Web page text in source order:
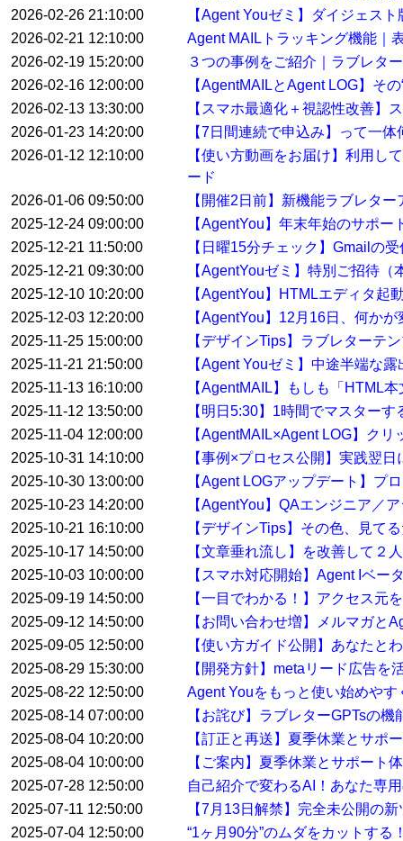
2026-02-26 21:10:00
【Agent Youゼミ】ダイジェス
2026-02-21 12:10:00
Agent MAILトラッキング機能｜
2026-02-19 15:20:00
３つの事例をご紹介｜ラブレタ
2026-02-16 12:00:00
【AgentMAILとAgent LOG】そ
2026-02-13 13:30:00
【スマホ最適化＋視認性改善】
2026-01-23 14:20:00
【7日間連続で申込み】って一
2026-01-12 12:10:00
【使い方動画をお届け】利用し
ード
2026-01-06 09:50:00
【開催2日前】新機能ラブレタ
2025-12-24 09:00:00
【AgentYou】年末年始のサポー
2025-12-21 11:50:00
【日曜15分チェック】Gmailの
2025-12-21 09:30:00
【AgentYouゼミ】特別ご招待
2025-12-10 10:20:00
【AgentYou】HTMLエディタ起
2025-12-03 12:20:00
【AgentYou】12月16日、何か
2025-11-25 15:00:00
【デザインTips】ラブレターテ
2025-11-21 21:50:00
【Agent Youゼミ】中途半端な
2025-11-13 16:10:00
【AgentMAIL】もしも「HTML
2025-11-12 13:50:00
【明日5:30】1時間でマスター
2025-11-04 12:00:00
【AgentMAIL×Agent LOG】ク
2025-10-31 14:10:00
【事例×プロセス公開】実践翌
2025-10-30 13:00:00
【Agent LOGアップデート】プ
2025-10-23 14:20:00
【AgentYou】QAエンジニア／
2025-10-21 16:10:00
【デザインTips】その色、見て
2025-10-17 14:50:00
【文章垂れ流し】を改善して２
2025-10-03 10:00:00
【スマホ対応開始】Agent Iベー
2025-09-19 14:50:00
【一目でわかる！】アクセス元
2025-09-12 14:50:00
【お問い合わせ増】メルマガと
2025-09-05 12:50:00
【使い方ガイド公開】あなたと
2025-08-29 15:30:00
【開発方針】metaリード広告を
2025-08-22 12:50:00
Agent Youをもっと使い始めや
2025-08-14 07:00:00
【お詫び】ラブレターGPTsの
2025-08-04 10:20:00
【訂正と再送】夏季休業とサポ
2025-08-04 10:00:00
【ご案内】夏季休業とサポート
2025-07-28 12:50:00
自己紹介で変わるAI！あなた専
2025-07-11 12:50:00
【7月13日解禁】完全未公開の
2025-07-04 12:50:00
“1ヶ月90分”のムダをカットす